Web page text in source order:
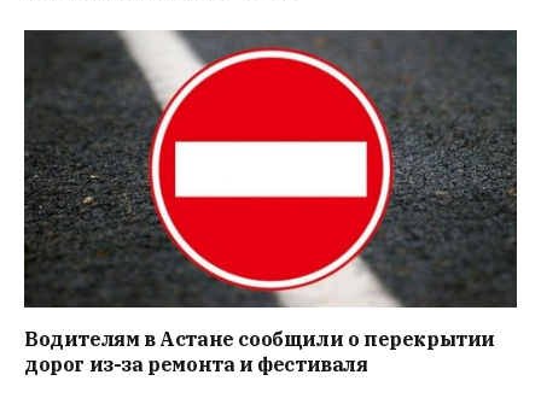
Водителям в Астане сообщили о перекрытии
дорог из-за ремонта и фестиваля